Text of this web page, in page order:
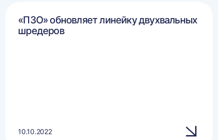
«ПЗО» обновляет линейку двухвальных
шредеров
10.10.2022